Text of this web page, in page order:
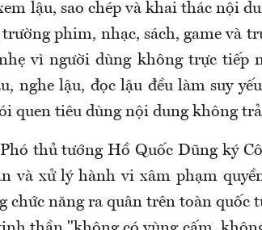
lậu, sao chép và khai thác nội
phim, nhạc, sách, game và
vì người dùng không trực tiếp
nghe lậu, đọc lậu đều làm suy
quen tiêu dùng nội dung không
thủ tướng Hồ Quốc Dũng ký
và xử lý hành vi xâm phạm
chức năng ra quân trên toàn quốc